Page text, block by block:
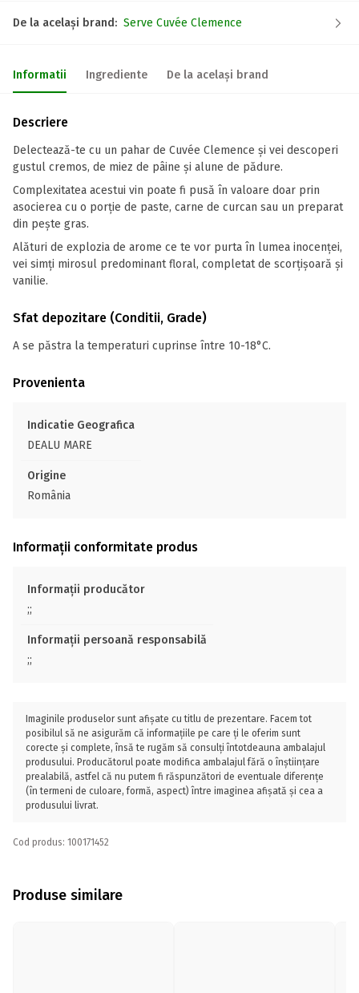
De la același brand: Serve Cuvée Clemence
Informatii Ingrediente De la același brand
Descriere
Delectează-te cu un pahar de Cuvée Clemence și vei descoperi
gustul cremos, de miez de pâine și alune de pădure.
Complexitatea acestui vin poate fi pusă în valoare doar prin
asocierea cu o porție de paste, carne de curcan sau un preparat
din pește gras.
Alături de explozia de arome ce te vor purta în lumea inocenței,
vei simți mirosul predominant floral, completat de scorțișoară și
vanilie.
Sfat depozitare (Conditii, Grade)
A se păstra la temperaturi cuprinse între 10-18°C.
Provenienta
Indicatie Geografica
DEALU MARE
Origine
România
Informații conformitate produs
Informații producător
;;
Informații persoană responsabilă
;;
Imaginile produselor sunt afișate cu titlu de prezentare. Facem tot
posibilul să ne asigurăm că informațiile pe care ți le oferim sunt
corecte și complete, însă te rugăm să consulți întotdeauna ambalajul
produsului. Producătorul poate modifica ambalajul fără o înștiințare
prealabilă, astfel că nu putem fi răspunzători de eventuale diferențe
(în termeni de culoare, formă, aspect) între imaginea afișată și cea a
produsului livrat.
Cod produs: 100171452
Produse similare